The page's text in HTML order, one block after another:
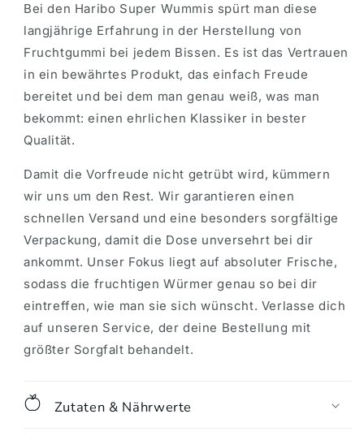
Bei den Haribo Super Wummis spürt man diese
langjährige Erfahrung in der Herstellung von
Fruchtgummi bei jedem Bissen. Es ist das Vertrauen
in ein bewährtes Produkt, das einfach Freude
bereitet und bei dem man genau weiß, was man
bekommt: einen ehrlichen Klassiker in bester
Qualität.
Damit die Vorfreude nicht getrübt wird, kümmern
wir uns um den Rest. Wir garantieren einen
schnellen Versand und eine besonders sorgfältige
Verpackung, damit die Dose unversehrt bei dir
ankommt. Unser Fokus liegt auf absoluter Frische,
sodass die fruchtigen Würmer genau so bei dir
eintreffen, wie man sie sich wünscht. Verlasse dich
auf unseren Service, der deine Bestellung mit
größter Sorgfalt behandelt.
Zutaten & Nährwerte